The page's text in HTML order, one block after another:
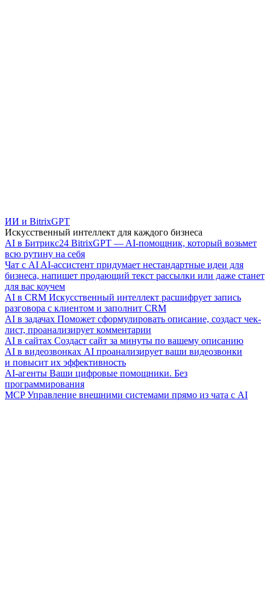
ИИ и BitrixGPT
Искусственный интеллект для каждого бизнеса
AI в Битрикс24 BitrixGPT — AI-помощник, который возьмет
всю рутину на себя
Чат с AI AI-ассистент придумает нестандартные идеи для
бизнеса, напишет продающий текст рассылки или даже станет
для вас коучем
AI в CRM Искусственный интеллект расшифрует запись
разговора с клиентом и заполнит CRM
AI в задачах Поможет сформулировать описание, создаст чек-
лист, проанализирует комментарии
AI в сайтах Создаст сайт за минуты по вашему описанию
AI в видеозвонках AI проанализирует ваши видеозвонки
и повысит их эффективность
AI-агенты Ваши цифровые помощники. Без
программирования
MCP Управление внешними системами прямо из чата с AI